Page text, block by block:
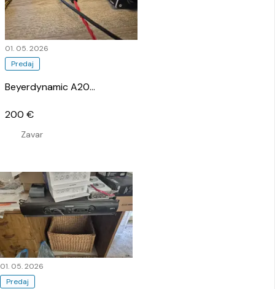
Predaj
01. 05. 2026
Beyerdynamic A20…
Zavar
200 €
Predaj
01. 05. 2026